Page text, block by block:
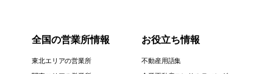
全国の営業所情報
東北エリアの営業所
お役立ち情報
不動産用語集